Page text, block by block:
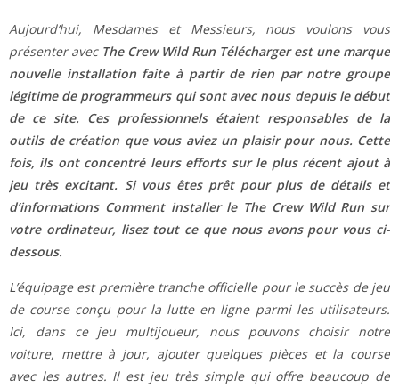
Aujourd’hui, Mesdames et Messieurs, nous voulons vous
présenter avec The Crew Wild Run Télécharger est une marque
nouvelle installation faite à partir de rien par notre groupe
légitime de programmeurs qui sont avec nous depuis le début
de ce site. Ces professionnels étaient responsables de la
outils de création que vous aviez un plaisir pour nous. Cette
fois, ils ont concentré leurs efforts sur le plus récent ajout à
jeu très excitant. Si vous êtes prêt pour plus de détails et
d’informations Comment installer le The Crew Wild Run sur
votre ordinateur, lisez tout ce que nous avons pour vous ci-
dessous.
L’équipage est première tranche officielle pour le succès de jeu
de course conçu pour la lutte en ligne parmi les utilisateurs.
Ici, dans ce jeu multijoueur, nous pouvons choisir notre
voiture, mettre à jour, ajouter quelques pièces et la course
avec les autres. Il est jeu très simple qui offre beaucoup de